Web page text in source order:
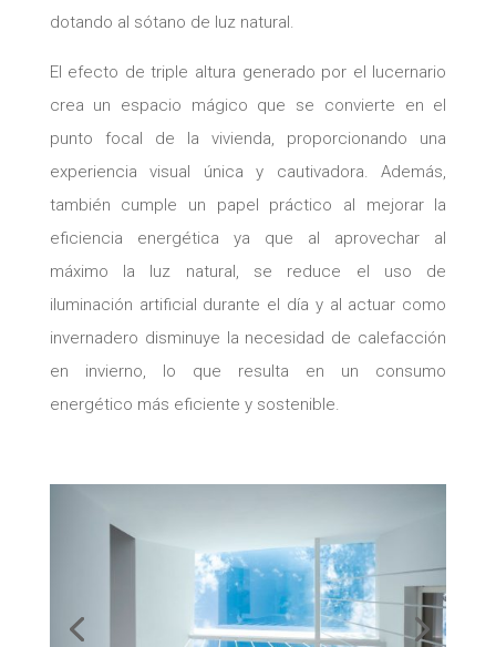
dotando al sótano de luz natural.
El efecto de triple altura generado por el lucernario
crea un espacio mágico que se convierte en el
punto focal de la vivienda, proporcionando una
experiencia visual única y cautivadora. Además,
también cumple un papel práctico al mejorar la
eficiencia energética ya que al aprovechar al
máximo la luz natural, se reduce el uso de
iluminación artificial durante el día y al actuar como
invernadero disminuye la necesidad de calefacción
en invierno, lo que resulta en un consumo
energético más eficiente y sostenible.